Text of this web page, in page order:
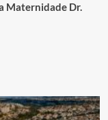
Maternidade Dr.